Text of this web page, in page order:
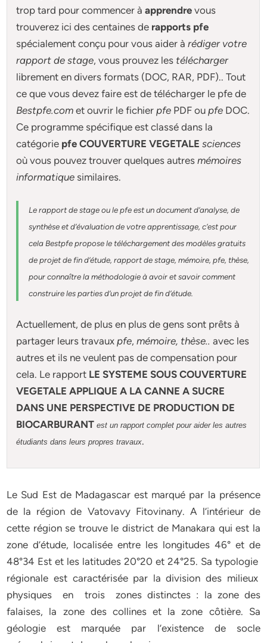
trop tard pour commencer àapprendre vous
trouverez ici des centaines de rapports pfe
spécialement conçu pourvous aider àrédiger votre
rapport de stage, vous prouvez les télécharger
librement en divers formats (DOC, RAR, PDF).. Tout
ce que vous devez faire est de télécharger le pfe de
Bestpfe.com et ouvrir le fichierpfe PDF oupfe DOC.
Ce programme spécifique est classé dans la
catégorie pfe COUVERTURE VEGETALEsciences
où vous pouvez trouver quelques autresmémoires
informatique similaires.
Le rapport de stage ou le pfe est un document d’analyse, de
synthèse et d’évaluation de votre apprentissage, c’est pour
cela Bestpfepropose le téléchargement des modèles gratuits
de projet de fin d’étude, rapport de stage, mémoire, pfe, thèse,
pour connaître la méthodologie à avoir et savoir comment
construire les parties d’un projet de fin d’étude
Actuellement, de plus en plus de gens sont prêts à
partager leurs travauxpfe,mémoire, thèse.. avec les
autres et ils ne veulent pas de compensation pour
cela. Le rapport LE SYSTEME SOUS COUVERTURE
VEGETALE APPLIQUE A LA CANNE A SUCRE
DANS UNE PERSPECTIVE DE PRODUCTION DE
BIOCARBURANT est un rapport complet pour aider les autres
étudiants dans leurs propres travaux.
Le Sud Est de Madagascar est marqué par la présence
de la région de Vatovavy Fitovinany. A l’intérieur de
cette région se trouve le district de Manakara qui est la
zone d’étude, localisée entre les longitudes 46° et de
48°34 Est et les latitudes 20°20 et 24°25. Sa typologie
régionale est caractérisée par la division des milieux
physiques en trois zones distinctes : la zone des
falaises, la zone des collines et la zone côtière. Sa
géologie est marquée par l’existence de socle